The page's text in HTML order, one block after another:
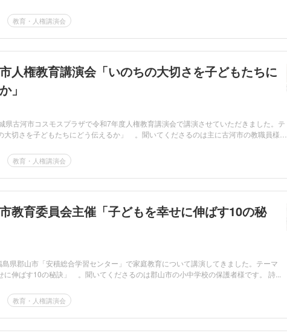
教育・人権講演会
人権教育講演会「いのちの大切さを子どもたちに
」
県古河市コスモスプラザで令和7年度人権教育講演会で講演させていただきました。テ
切さを子どもたちにどう伝えるか」 。聞いてくださるのは主に古河市の教職員様及
教育・人権講演会
教育委員会主催「子どもを幸せに伸ばす10の秘
県郡山市「安積総合学習センター」で家庭教育について講演してきました。テーマ
伸ばす10の秘訣」 。聞いてくださるのは郡山市の小中学校の保護者様です。 詩...
教育・人権講演会